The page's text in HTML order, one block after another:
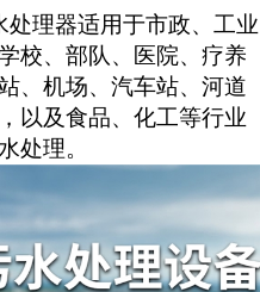
处理器适用于市政、工业
校、部队、医院、疗养
、机场、汽车站、河道
以及食品、化工等行业
处理。